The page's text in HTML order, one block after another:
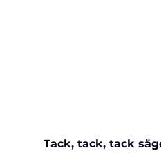
Tack, tack, tack